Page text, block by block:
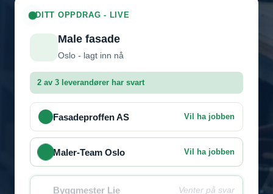
DITT OPPDRAG - LIVE
Male fasade
Oslo - lagt inn nå
2 av 3 leverandører har svart
Fasadeproffen AS Vil ha jobben
Maler-Team Oslo Vil ha jobben
Byggmester Lie Venter på svar